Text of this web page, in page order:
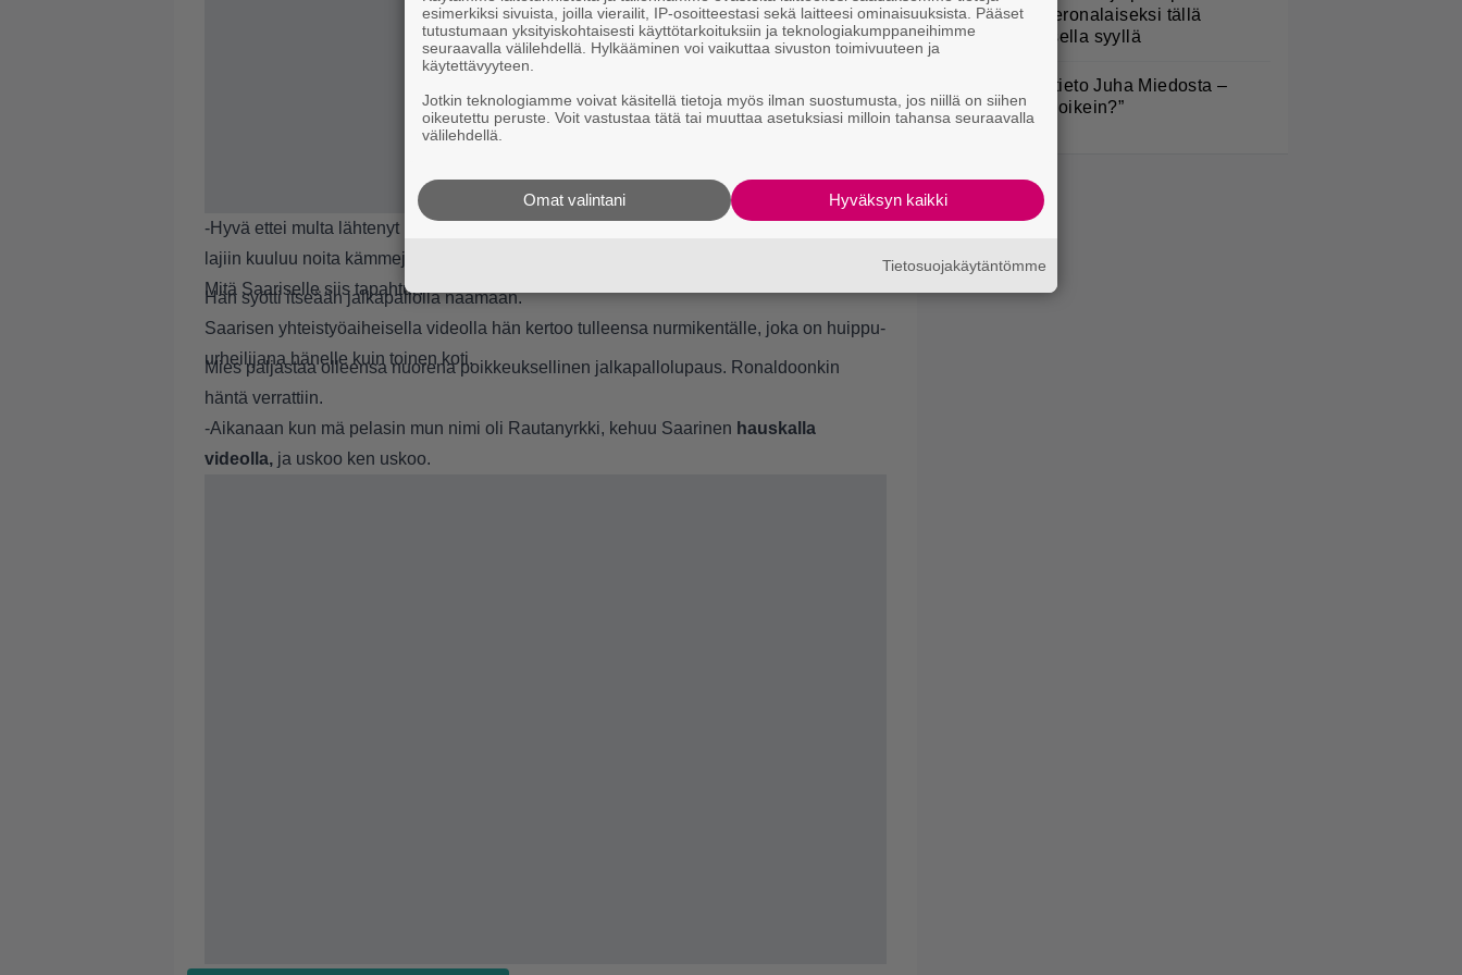
-Hyvä ettei multa lähtenyt hampaat, mulla on tekohampaat. Tuleeks mulla verta. No, joka
lajiin kuuluu noita kämmejä.
Mitä Saariselle siis tapahtui?
Hän syötti itseään jalkapallolla naamaan.
Saarisen yhteistyöaiheisella videolla hän kertoo tulleensa nurmikentälle, joka on huippu-
urheilijana hänelle kuin toinen koti.
Mies paljastaa olleensa nuorena poikkeuksellinen jalkapallolupaus. Ronaldoonkin
häntä verrattiin.
-Aikanaan kun mä pelasin mun nimi oli Rautanyrkki, kehuu Saarinen hauskalla
videolla, ja uskoo ken uskoo.
muuttuvat veronalaiseksi tällä
nimenomaisella syyllä
9.
Pysäyttävä tieto Juha Miedosta –
”Onko tämä oikein?”
esimerkiksi sivuista, joilla vierailit, IP-osoitteestasi sekä laitteesi ominaisuuksista. Pääset
tutustumaan yksityiskohtaisesti käyttötarkoituksiin ja teknologiakumppaneihimme
seuraavalla välilehdellä. Hylkääminen voi vaikuttaa sivuston toimivuuteen ja
käytettävyyteen.
Jotkin teknologiamme voivat käsitellä tietoja myös ilman suostumusta, jos niillä on siihen
oikeutettu peruste. Voit vastustaa tätä tai muuttaa asetuksiasi milloin tahansa seuraavalla
välilehdellä.
Hyväksyn kaikki
Omat valintani
Tietosuojakäytäntömme